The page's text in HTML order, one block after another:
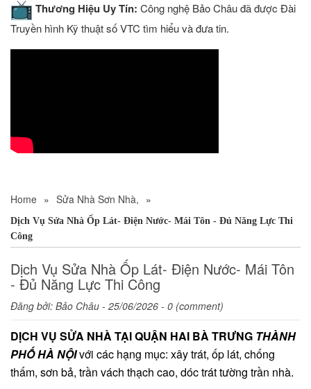
Thương Hiệu Uy Tín: Công nghệ Bảo Châu đã được Đài
Truyền hình Kỹ thuật số VTC tìm hiểu và đưa tin.
Home » Sửa Nhà Sơn Nhà, »
Dịch Vụ Sửa Nhà Ốp Lát- Điện Nước- Mái Tôn - Đủ Năng Lực Thi
Công
Dịch Vụ Sửa Nhà Ốp Lát- Điện Nước- Mái Tôn
- Đủ Năng Lực Thi Công
Đăng bởi: Bảo Châu - 25/06/2026 - 0 (comment)
DỊCH VỤ SỬA NHÀ TẠI QUẬN HAI BÀ TRƯNG THÀNH
PHỐ HÀ NỘIvới các hạng mục: xây trát, ốp lát, chống
thấm, sơn bả, trần vách thạch cao, dóc trát tường trần nhà.